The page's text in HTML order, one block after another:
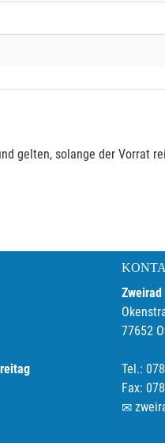
gelten, solange der Vorrat
77652
Tel.:
Fax: